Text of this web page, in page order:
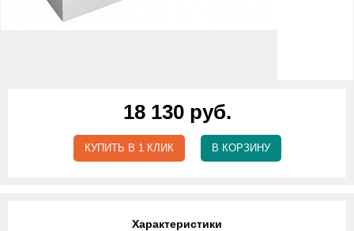
18 130 руб.
КУПИТЬ В 1 КЛИК В КОРЗИНУ
Характеристики